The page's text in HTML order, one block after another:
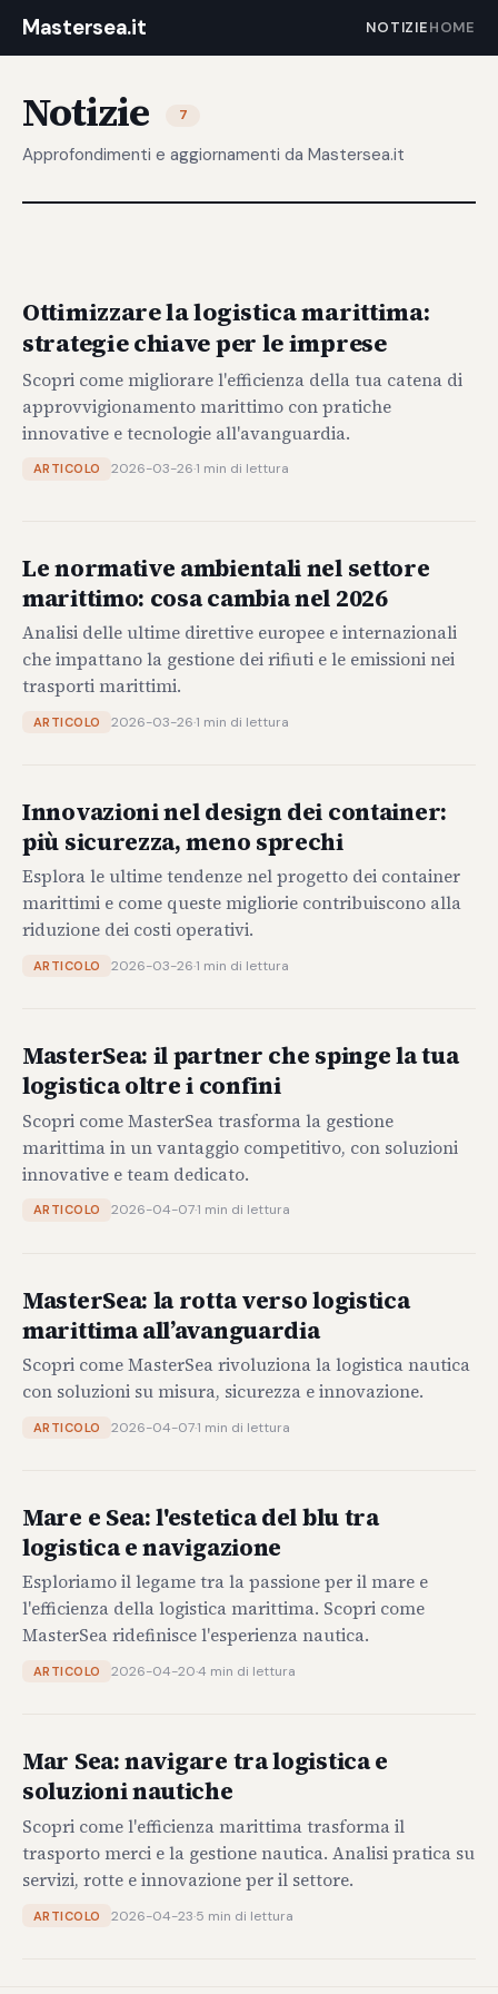
Mastersea.it NOTIZIEHOME
Notizie 7
Approfondimenti e aggiornamenti da Mastersea.it
Ottimizzare la logistica marittima:
strategie chiave per le imprese
Scopri come migliorare l'efficienza della tua catena di
approvvigionamento marittimo con pratiche
innovative e tecnologie all'avanguardia.
ARTICOLO 2026-03-26·1 min di lettura
Le normative ambientali nel settore
marittimo: cosa cambia nel 2026
Analisi delle ultime direttive europee e internazionali
che impattano la gestione dei rifiuti e le emissioni nei
trasporti marittimi.
ARTICOLO 2026-03-26·1 min di lettura
Innovazioni nel design dei container:
più sicurezza, meno sprechi
Esplora le ultime tendenze nel progetto dei container
marittimi e come queste migliorie contribuiscono alla
riduzione dei costi operativi.
ARTICOLO 2026-03-26·1 min di lettura
MasterSea: il partner che spinge la tua
logistica oltre i confini
Scopri come MasterSea trasforma la gestione
marittima in un vantaggio competitivo, con soluzioni
innovative e team dedicato.
ARTICOLO 2026-04-07·1 min di lettura
MasterSea: la rotta verso logistica
marittima all’avanguardia
Scopri come MasterSea rivoluziona la logistica nautica
con soluzioni su misura, sicurezza e innovazione.
ARTICOLO 2026-04-07·1 min di lettura
Mare e Sea: l'estetica del blu tra
logistica e navigazione
Esploriamo il legame tra la passione per il mare e
l'efficienza della logistica marittima. Scopri come
MasterSea ridefinisce l'esperienza nautica.
ARTICOLO 2026-04-20·4 min di lettura
Mar Sea: navigare tra logistica e
soluzioni nautiche
Scopri come l'efficienza marittima trasforma il
trasporto merci e la gestione nautica. Analisi pratica su
servizi, rotte e innovazione per il settore.
ARTICOLO 2026-04-23·5 min di lettura